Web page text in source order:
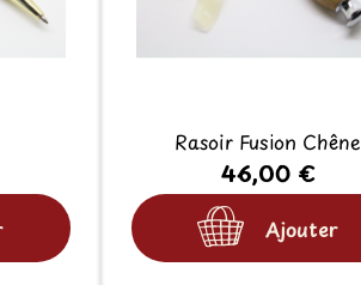
Rasoir Fusion Chêne
46,00 €
Ajouter